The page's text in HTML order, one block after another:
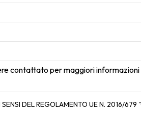
DEL REGOLAMENTO UE N. 2016/679